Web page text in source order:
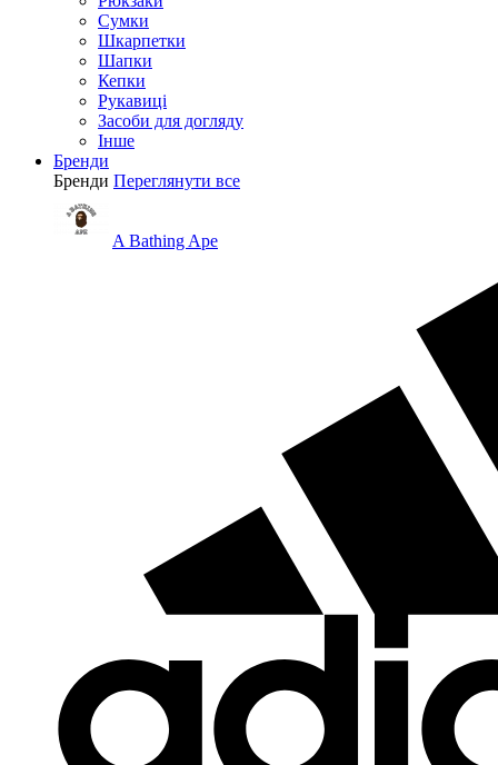
Сумки
Шкарпетки
Шапки
Кепки
Рукавиці
Засоби для догляду
Інше
Бренди
Бренди Переглянути все
A Bathing Ape